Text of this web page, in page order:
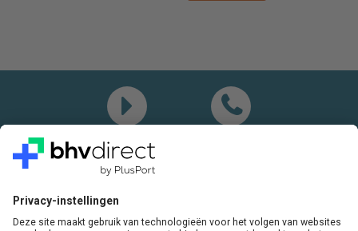
Demo